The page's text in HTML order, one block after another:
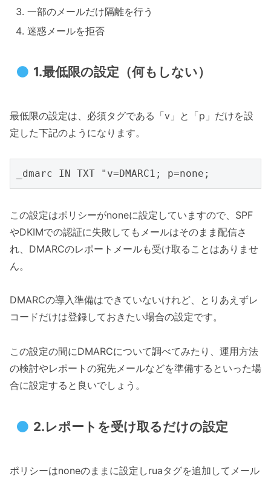
一部のメールだけ隔離を行う
迷惑メールを拒否
1.最低限の設定（何もしない）
最低限の設定は、必須タグである「v」と「p」だけを設
定した下記のようになります。
この設定はポリシーがnoneに設定していますので、SPF
やDKIMでの認証に失敗してもメールはそのまま配信さ
れ、DMARCのレポートメールも受け取ることはありませ
ん。
DMARCの導入準備はできていないけれど、とりあえずレ
コードだけは登録しておきたい場合の設定です。
この設定の間にDMARCについて調べてみたり、運用方法
の検討やレポートの宛先メールなどを準備するといった場
合に設定すると良いでしょう。
2.レポートを受け取るだけの設定
ポリシーはnoneのままに設定しruaタグを追加してメール